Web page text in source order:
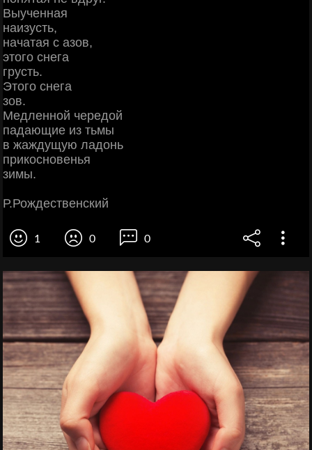
Выученная
наизусть,
начатая с азов,
этого снега
грусть.
Этого снега
зов.
Медленной чередой
падающие из тьмы
в жаждущую ладонь
прикосновенья
зимы.
Р.Рождественский
1 0 0